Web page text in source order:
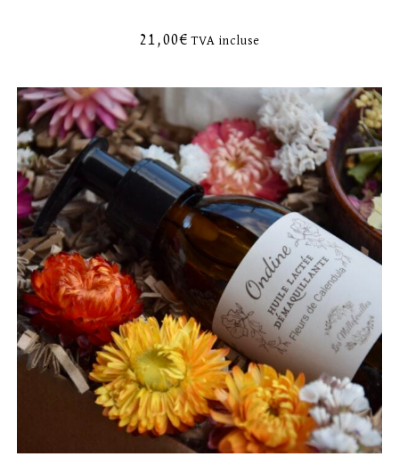
21,00€ TVA incluse